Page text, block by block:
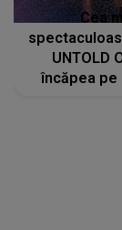
Cea
UNTOLD
încăpea pe